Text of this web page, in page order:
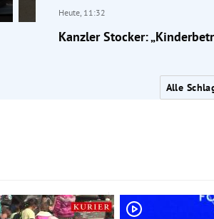
Heute, 11:32
Kanzler Stocker:
Alle